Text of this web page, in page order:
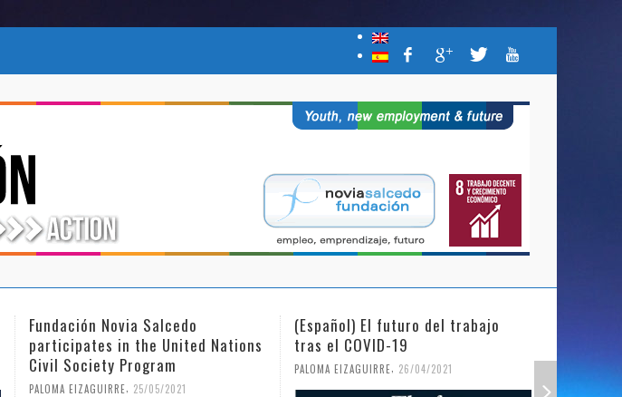
Fundación Novia Salcedo
participates in the United Nations
Civil Society Program
PALOMA EIZAGUIRRE 25/05/2021
(Español) El futuro del trabajo
tras el COVID-19
PALOMA EIZAGUIRRE 26/04/2021